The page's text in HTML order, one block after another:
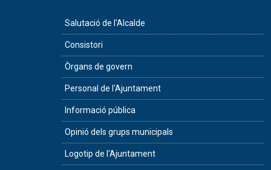
Salutació de l'Alcalde
Consistori
Òrgans de govern
Personal de l'Ajuntament
Informació pública
Opinió dels grups municipals
Logotip de l'Ajuntament